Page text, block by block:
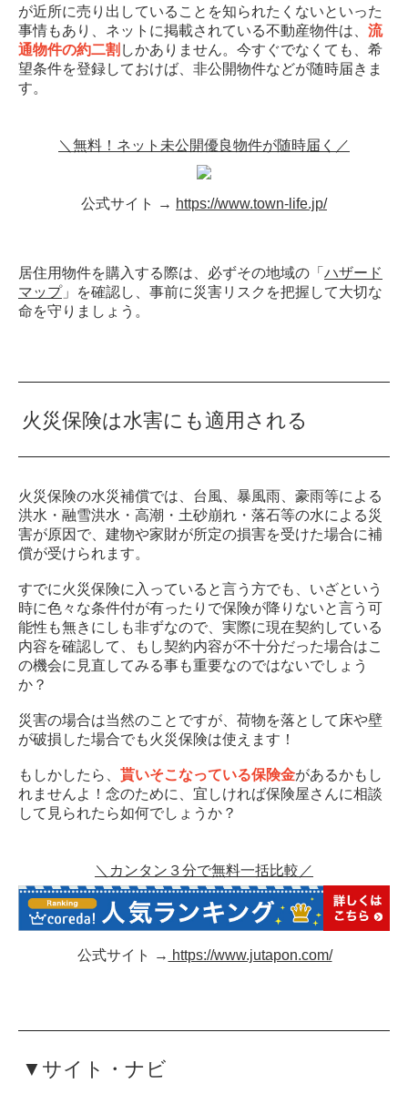
が近所に売り出していることを知られたくないといった
事情もあり、ネットに掲載されている不動産物件は、 流
通物件の約二割 しかありません。今すぐでなくても、希
望条件を登録しておけば、非公開物件などが随時届きま
す。
＼無料！ネット未公開優良物件が随時届く／
公式サイト → https://www.town-life.jp/
居住用物件を購入する際は、必ずその地域の「 ハザード
マップ」を確認し、事前に災害リスクを把握して大切な
命を守りましょう。
火災保険は水害にも適用される
火災保険の水災補償では、台風、暴風雨、豪雨等による
洪水・融雪洪水・高潮・土砂崩れ・落石等の水による災
害が原因で、建物や家財が所定の損害を受けた場合に補
償が受けられます。
すでに火災保険に入っていると言う方でも、いざという
時に色々な条件付が有ったりで保険が降りないと言う可
能性も無きにしも非ずなので、実際に現在契約している
内容を確認して、もし契約内容が不十分だった場合はこ
の機会に見直してみる事も重要なのではないでしょう
か？
災害の場合は当然のことですが、荷物を落として床や壁
が破損した場合でも火災保険は使えます！
もしかしたら、 貰いそこなっている保険金があるかもし
れませんよ！念のために、宜しければ保険屋さんに相談
して見られたら如何でしょうか？
＼カンタン３分で無料一括比較／
公式サイト → https://www.jutapon.com/
▼サイト・ナビ